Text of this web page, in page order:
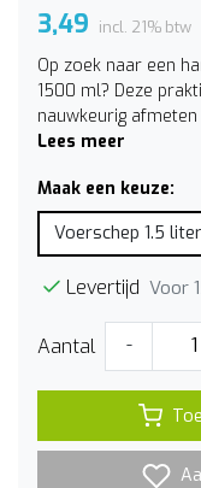
3,49 incl. 21% btw
Op zoek naar een
1500 ml? Deze
nauwkeurig
Lees meer
Maak een keuze:
Voerschep 1.5 liter
Levertijd Voor
Aantal -